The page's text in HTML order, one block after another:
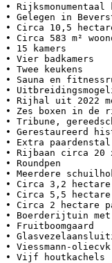
•
• Gelegen in
• Circa 10,5
• Circa 583 m²
• 15 kamers
• Vier badkamers
• Twee keukens
• Sauna en
•
• Rijhal uit 2022
• Zes boxen in de
• Tribune,
• Gerestaureerd
• Extra paardenstal
• Rijbaan circa 20
• Roundpen
• Meerdere
• Circa 3,2 hectare
• Circa 5,5
• Circa 2 hectare
• Boerderijtuin met
• Fruitboomgaard
•
• Viessmann-oliecvk
• Vijf houtkachels